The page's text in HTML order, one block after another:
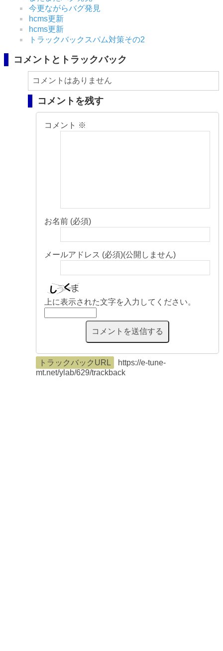
今更ながらバグ発見
hcms更新
hcms更新
トラックバックスパム対策その2
コメントとトラックバック
コメントはありません
コメントを残す
コメント ※
お名前 (必須)
メールアドレス (必須)(公開しません)
上に表示された文字を入力してください。
トラックバックURL
https://e-tune-
mt.net/ylab/629/trackback